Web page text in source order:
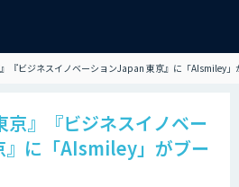
』『ビジネスイノベーションJapan 東京』に「AIsmiley
京』『ビジネスイノベー
に「AIsmiley」がブー